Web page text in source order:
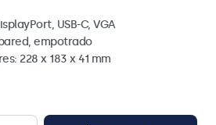
USB-C, VGA
empotrado
228 x 183 x 41 mm